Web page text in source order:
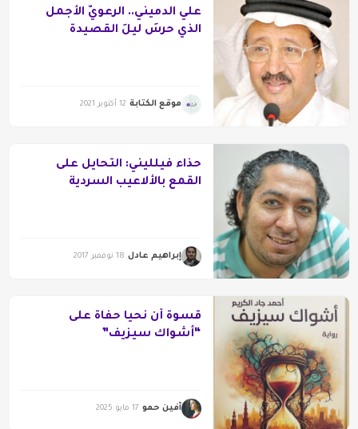
علي الدميني.. الرعويُّ الأجمل
الذي حرسَ ليلَ القصيدة
موقع الكتابة 12 أكتوبر 2021
حذاء فيلليني: التحايل على
القمع بالألاعيب السردية
إبراهيم عادل 18 نوفمبر 2017
قسوة أن نحيا حفاة على
“أشواك سيزيف”
آفين حمو 17 مايو 2025